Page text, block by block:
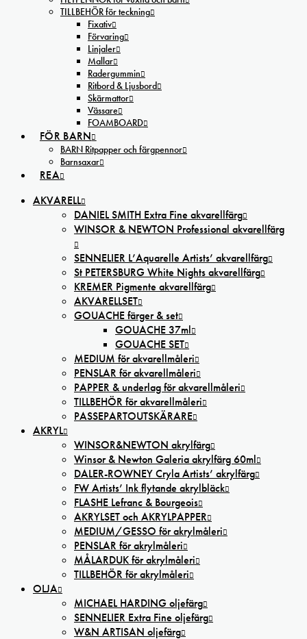
TILLBEHÖR för teckning
Fixativ
Förvaring
Linjaler
Mallar
Radergummin
Ritbord & Ljusbord
Skärmattor
Vässare
FOAMBOARD
FÖR BARN
BARN Ritpapper och färgpennor
Barnsaxar
REA
AKVARELL
DANIEL SMITH Extra Fine akvarellfärg
WINSOR & NEWTON Professional akvarellfärg
SENNELIER L’Aquarelle Artists’ akvarellfärg
St PETERSBURG White Nights akvarellfärg
KREMER Pigmente akvarellfärg
AKVARELLSET
GOUACHE färger & set
GOUACHE 37ml
GOUACHE SET
MEDIUM för akvarellmåleri
PENSLAR för akvarellmåleri
PAPPER & underlag för akvarellmåleri
TILLBEHÖR för akvarellmåleri
PASSEPARTOUTSKÄRARE
AKRYL
WINSOR&NEWTON akrylfärg
Winsor & Newton Galeria akrylfärg 60ml
DALER-ROWNEY Cryla Artists’ akrylfärg
FW Artists’ Ink flytande akrylbläck
FLASHE Lefranc & Bourgeois
AKRYLSET och AKRYLPAPPER
MEDIUM/GESSO för akrylmåleri
PENSLAR för akrylmåleri
MÅLARDUK för akrylmåleri
TILLBEHÖR för akrylmåleri
OLJA
MICHAEL HARDING oljefärg
SENNELIER Extra Fine oljefärg
W&N ARTISAN oljefärg